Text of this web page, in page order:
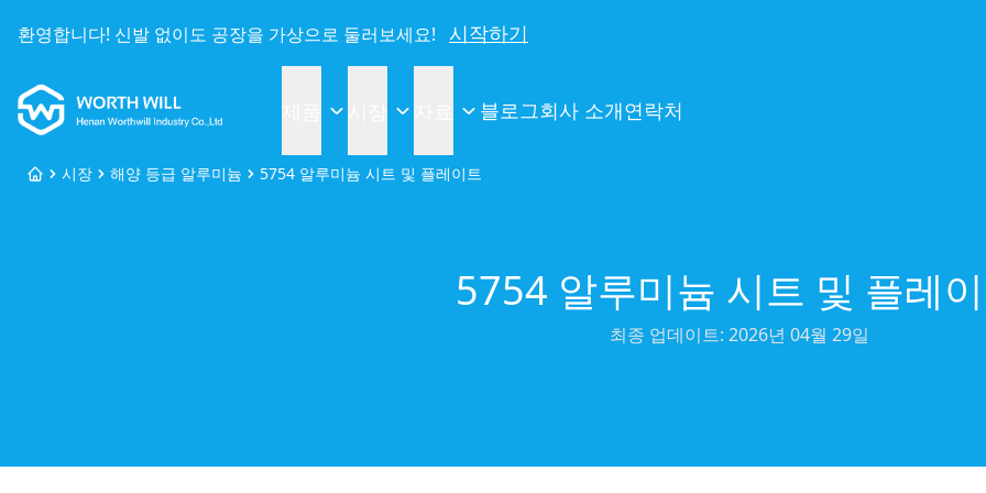
환영합니다! 신발 없이도 공장을 가상으로 둘러보세요! 시작하기
Worthwill
블로그회사 소개연락처
홈 시장 해양 등급 알루미늄 5754 알루미늄 시트 및 플레이트
5754 알루미늄 시트 및 플레
최종 업데이트: 2026년 04월 29일